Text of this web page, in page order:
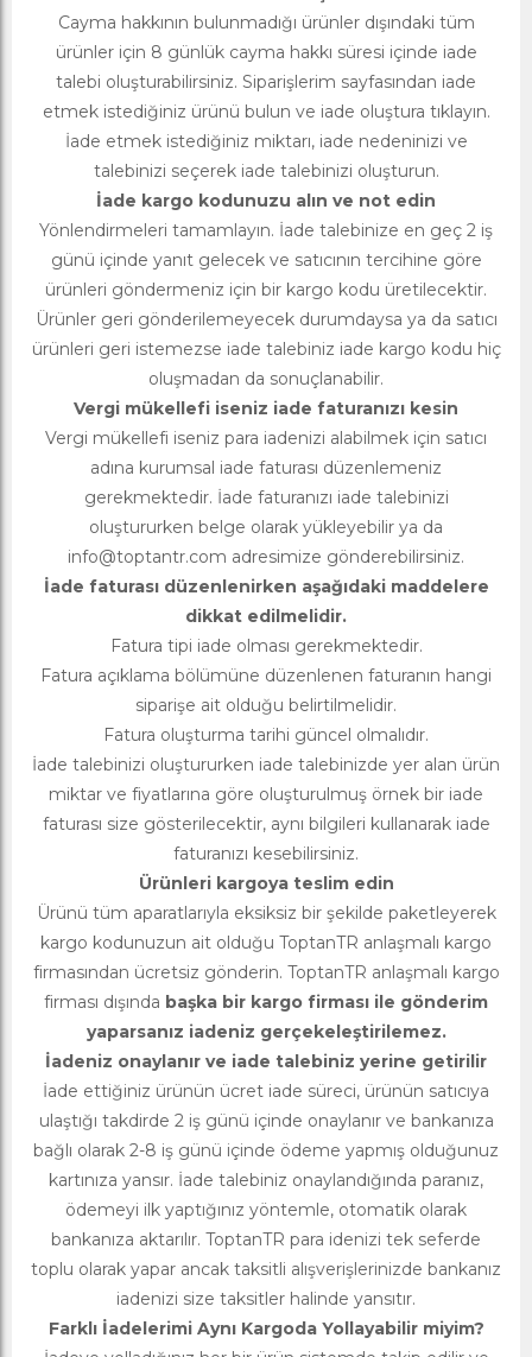
Cayma hakkının bulunmadığı ürünler dışındaki tüm
ürünler için 8 günlük cayma hakkı süresi içinde iade
talebi oluşturabilirsiniz. Siparişlerim sayfasından iade
etmek istediğiniz ürünü bulun ve iade oluştura tıklayın.
İade etmek istediğiniz miktarı, iade nedeninizi ve
talebinizi seçerek iade talebinizi oluşturun.
İade kargo kodunuzu alın ve not edin
Yönlendirmeleri tamamlayın. İade talebinize en geç 2 iş
günü içinde yanıt gelecek ve satıcının tercihine göre
ürünleri göndermeniz için bir kargo kodu üretilecektir.
Ürünler geri gönderilemeyecek durumdaysa ya da satıcı
ürünleri geri istemezse iade talebiniz iade kargo kodu hiç
oluşmadan da sonuçlanabilir.
Vergi mükellefi iseniz iade faturanızı kesin
Vergi mükellefi iseniz para iadenizi alabilmek için satıcı
adına kurumsal iade faturası düzenlemeniz
gerekmektedir. İade faturanızı iade talebinizi
oluştururken belge olarak yükleyebilir ya da
info@toptantr.com adresimize gönderebilirsiniz.
İade faturası düzenlenirken aşağıdaki maddelere
dikkat edilmelidir.
Fatura tipi iade olması gerekmektedir.
Fatura açıklama bölümüne düzenlenen faturanın hangi
siparişe ait olduğu belirtilmelidir.
Fatura oluşturma tarihi güncel olmalıdır.
İade talebinizi oluştururken iade talebinizde yer alan ürün
miktar ve fiyatlarına göre oluşturulmuş örnek bir iade
faturası size gösterilecektir, aynı bilgileri kullanarak iade
faturanızı kesebilirsiniz.
Ürünleri kargoya teslim edin
Ürünü tüm aparatlarıyla eksiksiz bir şekilde paketleyerek
kargo kodunuzun ait olduğu ToptanTR anlaşmalı kargo
firmasından ücretsiz gönderin. ToptanTR anlaşmalı kargo
firması dışında başka bir kargo firması ile gönderim
yaparsanız iadeniz gerçekeleştirilemez.
İadeniz onaylanır ve iade talebiniz yerine getirilir
İade ettiğiniz ürünün ücret iade süreci, ürünün satıcıya
ulaştığı takdirde 2 iş günü içinde onaylanır ve bankanıza
bağlı olarak 2-8 iş günü içinde ödeme yapmış olduğunuz
kartınıza yansır. İade talebiniz onaylandığında paranız,
ödemeyi ilk yaptığınız yöntemle, otomatik olarak
bankanıza aktarılır. ToptanTR para idenizi tek seferde
toplu olarak yapar ancak taksitli alışverişlerinizde bankanız
iadenizi size taksitler halinde yansıtır.
Farklı İadelerimi Aynı Kargoda Yollayabilir miyim?